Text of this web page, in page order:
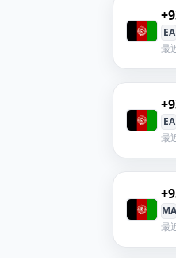
EA
最
EA
最
MA
最